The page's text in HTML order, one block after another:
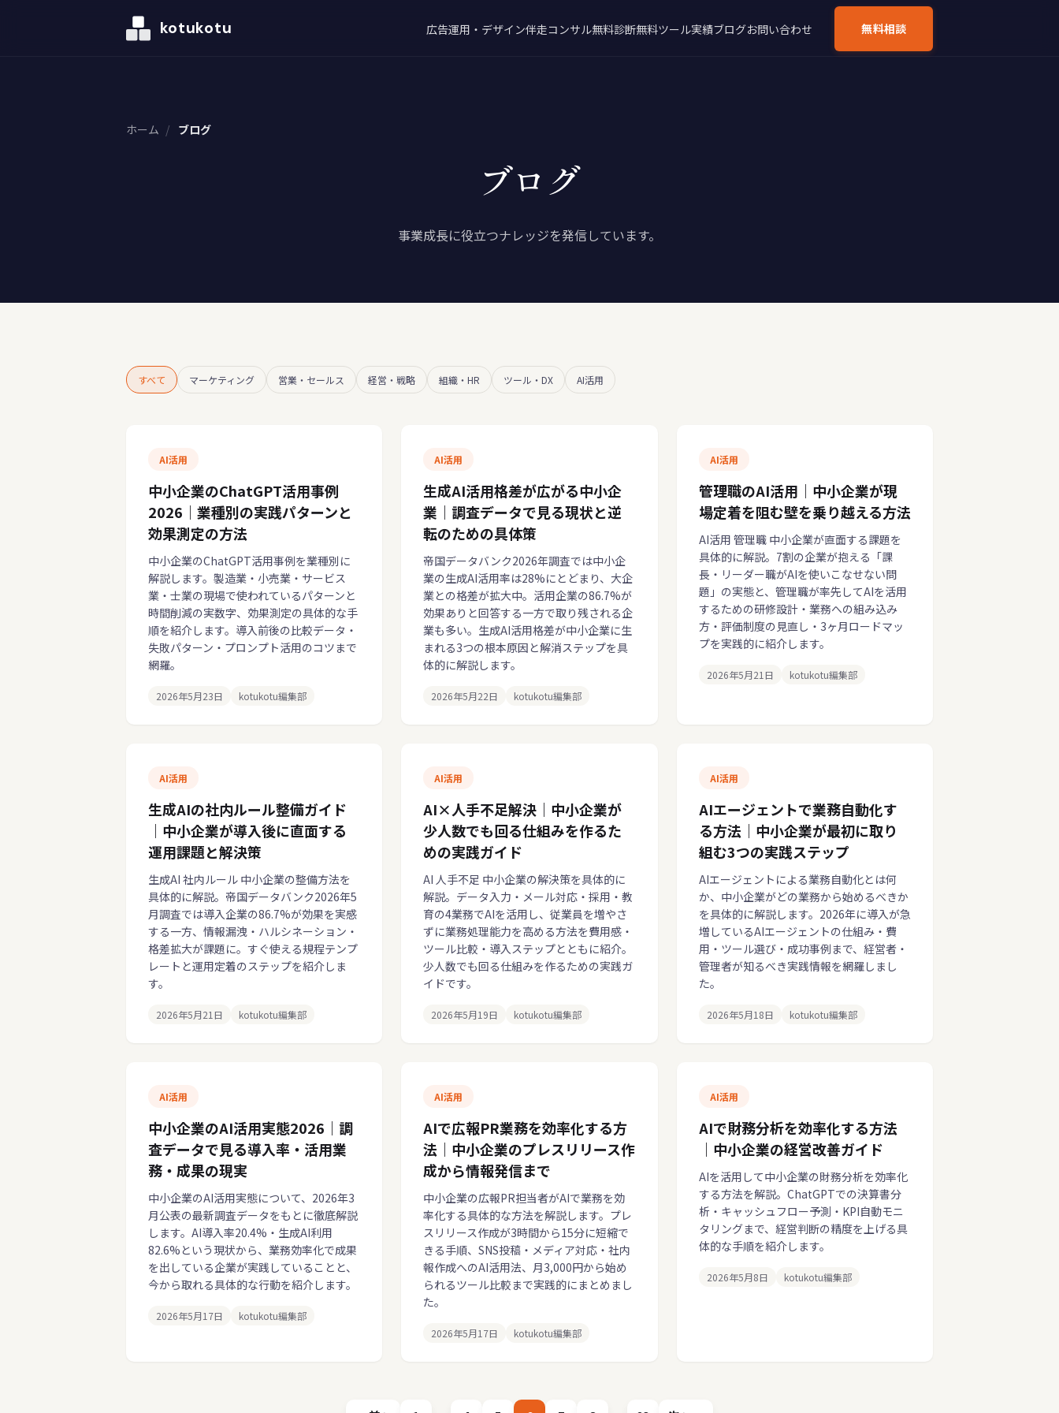
kotukotu 広告運用・デザイン伴走コンサル無料診断無料ツール実績ブログお問い合わせ 無料相談
ホーム / ブログ
ブログ
事業成長に役立つナレッジを発信しています。
すべて マーケティング 営業・セールス 経営・戦略 組織・HR ツール・DX AI活用
AI活用
中小企業のChatGPT活用事例
2026｜業種別の実践パターンと
効果測定の方法
中小企業のChatGPT活用事例を業種別に
解説します。製造業・小売業・サービス
業・士業の現場で使われているパターンと
時間削減の実数字、効果測定の具体的な手
順を紹介します。導入前後の比較データ・
失敗パターン・プロンプト活用のコツまで
網羅。
2026年5月23日 kotukotu編集部
AI活用
生成AI活用格差が広がる中小企
業｜調査データで見る現状と逆
転のための具体策
帝国データバンク2026年調査では中小企
業の生成AI活用率は28%にとどまり、大企
業との格差が拡大中。活用企業の86.7%が
効果ありと回答する一方で取り残される企
業も多い。生成AI活用格差が中小企業に生
まれる3つの根本原因と解消ステップを具
体的に解説します。
2026年5月22日 kotukotu編集部
AI活用
管理職のAI活用｜中小企業が現
場定着を阻む壁を乗り越える方法
AI活用 管理職 中小企業が直面する課題を
具体的に解説。7割の企業が抱える「課
長・リーダー職がAIを使いこなせない問
題」の実態と、管理職が率先してAIを活用
するための研修設計・業務への組み込み
方・評価制度の見直し・3ヶ月ロードマッ
プを実践的に紹介します。
2026年5月21日 kotukotu編集部
AI活用
生成AIの社内ルール整備ガイド
｜中小企業が導入後に直面する
運用課題と解決策
生成AI 社内ルール 中小企業の整備方法を
具体的に解説。帝国データバンク2026年5
月調査では導入企業の86.7%が効果を実感
する一方、情報漏洩・ハルシネーション・
格差拡大が課題に。すぐ使える規程テンプ
レートと運用定着のステップを紹介しま
す。
2026年5月21日 kotukotu編集部
AI活用
AI×人手不足解決｜中小企業が
少人数でも回る仕組みを作るた
めの実践ガイド
AI 人手不足 中小企業の解決策を具体的に
解説。データ入力・メール対応・採用・教
育の4業務でAIを活用し、従業員を増やさ
ずに業務処理能力を高める方法を費用感・
ツール比較・導入ステップとともに紹介。
少人数でも回る仕組みを作るための実践ガ
イドです。
2026年5月19日 kotukotu編集部
AI活用
AIエージェントで業務自動化す
る方法｜中小企業が最初に取り
組む3つの実践ステップ
AIエージェントによる業務自動化とは何
か、中小企業がどの業務から始めるべきか
を具体的に解説します。2026年に導入が急
増しているAIエージェントの仕組み・費
用・ツール選び・成功事例まで、経営者・
管理者が知るべき実践情報を網羅しまし
た。
2026年5月18日 kotukotu編集部
AI活用
中小企業のAI活用実態2026｜調
査データで見る導入率・活用業
務・成果の現実
中小企業のAI活用実態について、2026年3
月公表の最新調査データをもとに徹底解説
します。AI導入率20.4%・生成AI利用
82.6%という現状から、業務効率化で成果
を出している企業が実践していることと、
今から取れる具体的な行動を紹介します。
2026年5月17日 kotukotu編集部
AI活用
AIで広報PR業務を効率化する方
法｜中小企業のプレスリリース作
成から情報発信まで
中小企業の広報PR担当者がAIで業務を効
率化する具体的な方法を解説します。プレ
スリリース作成が3時間から15分に短縮で
きる手順、SNS投稿・メディア対応・社内
報作成へのAI活用法、月3,000円から始め
られるツール比較まで実践的にまとめまし
た。
2026年5月17日 kotukotu編集部
AI活用
AIで財務分析を効率化する方法
｜中小企業の経営改善ガイド
AIを活用して中小企業の財務分析を効率化
する方法を解説。ChatGPTでの決算書分
析・キャッシュフロー予測・KPI自動モニ
タリングまで、経営判断の精度を上げる具
体的な手順を紹介します。
2026年5月8日 kotukotu編集部